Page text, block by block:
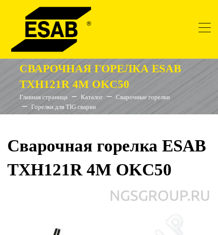
СВАРОЧНАЯ ГОРЕЛКА ESAB
TXH121R 4M OKC50
Главная страница Каталог
Сварочные горелки
Горелки для TIG сварки
Сварочная горелка ESAB
TXH121R 4M OKC50